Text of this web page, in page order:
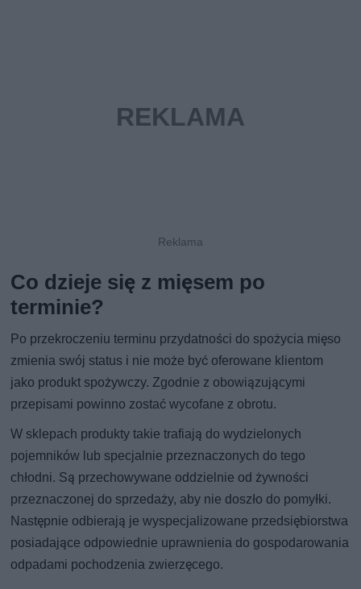
Co dzieje się z mięsem po
terminie?
Po przekroczeniu terminu przydatności do spożycia mięso
zmienia swój status i nie może być oferowane klientom
jako produkt spożywczy. Zgodnie z obowiązującymi
przepisami powinno zostać wycofane z obrotu.
W sklepach produkty takie trafiają do wydzielonych
pojemników lub specjalnie przeznaczonych do tego
chłodni. Są przechowywane oddzielnie od żywności
przeznaczonej do sprzedaży, aby nie doszło do pomyłki.
Następnie odbierają je wyspecjalizowane przedsiębiorstwa
posiadające odpowiednie uprawnienia do gospodarowania
odpadami pochodzenia zwierzęcego.